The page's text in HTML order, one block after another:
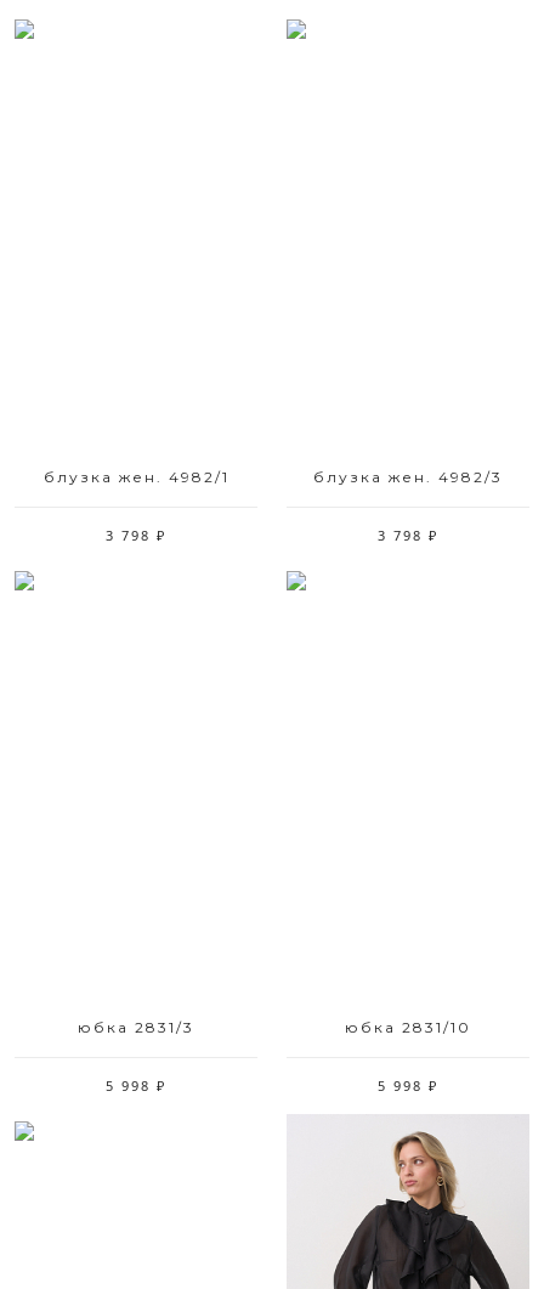
блузка жен. 4982/1
3 798 ₽
блузка жен. 4982/3
3 798 ₽
юбка 2831/3
5 998 ₽
юбка 2831/10
5 998 ₽